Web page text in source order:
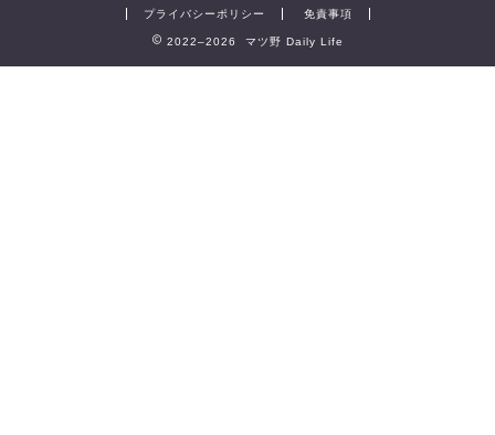
プライバシーポリシー 免責事項
2022–2026 マツ野 Daily Life